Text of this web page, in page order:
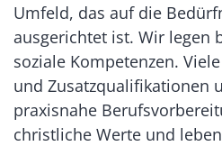
Umfeld, das auf die
ausgerichtet ist. Wir legen
soziale Kompetenzen.
und Zusatzqualifikationen
praxisnahe
christliche Werte und